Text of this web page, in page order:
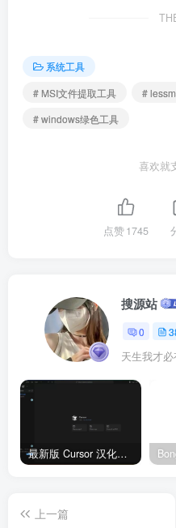
系统工具
# MSI文件提取工具
#
# windows绿色工具
喜欢就
点赞1745
搜源站
0
天生我才必
最新版 Cursor 汉化设置中文教程（两种简单方法，附中文语言包下载）
上一篇